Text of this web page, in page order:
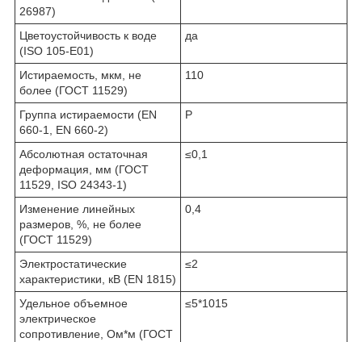
26987)
Цветоустойчивость к воде
(ISO 105-E01)
да
Истираемость, мкм, не
более (ГОСТ 11529)
110
Группа истираемости (EN
660-1, EN 660-2)
P
Абсолютная остаточная
деформация, мм (ГОСТ
11529, ISO 24343-1)
≤0,1
Изменение линейных
размеров, %, не более
(ГОСТ 11529)
0,4
Электростатические
характеристики, кВ (EN 1815)
≤2
Удельное объемное
электрическое
сопротивление, Ом*м (ГОСТ
≤5*1015